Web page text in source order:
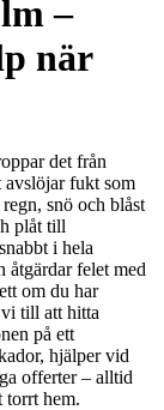
–
när
det från
avslöjar fukt som
snö och blåst
plåt till
i hela
åtgärdar felet med
om du har
till att hitta
på ett
hjälper vid
offerter – alltid
torrt hem.